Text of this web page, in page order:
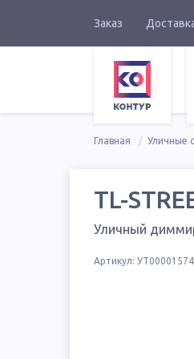
Заказ
Главная Уличные
TL-
Уличный
Артикул: